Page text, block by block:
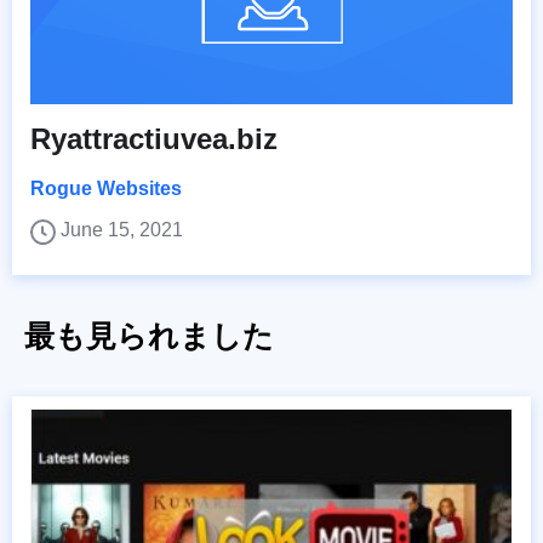
Ryattractiuvea.biz
Rogue Websites
June 15, 2021
最も見られました